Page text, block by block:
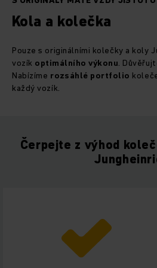
Kola a kolečka
Pouze s originálními kolečky a koly
vozík optimálního výkonu.
Nabízíme rozsáhlé portfolio
každý vozík.
Čerpejte z výhod